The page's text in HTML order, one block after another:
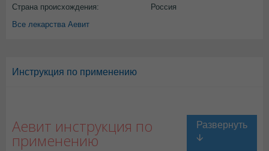
Страна происхождения:
Россия
Все лекарства Аевит
Инструкция по применению
Аевит инструкция по
применению